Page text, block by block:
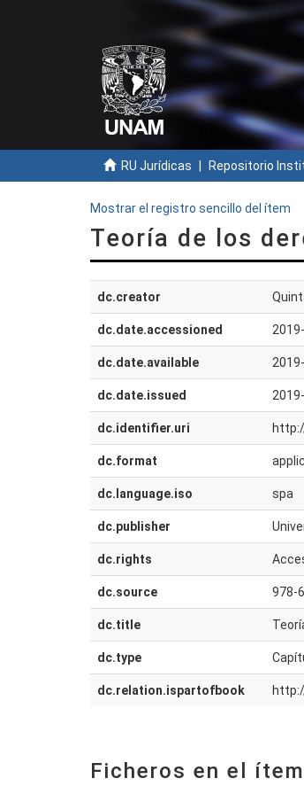
RU Jurídicas Repositorio
Mostrar el registro sencillo del ítem
Teoría de los
dc.creator
dc.date.accessioned
dc.date.available
dc.date.issued
dc.identifier.uri
dc.format
dc.language.iso spa
dc.publisher
dc.rights
dc.source 978-
dc.title
dc.type
dc.relation.ispartofbook
Ficheros en el ítem